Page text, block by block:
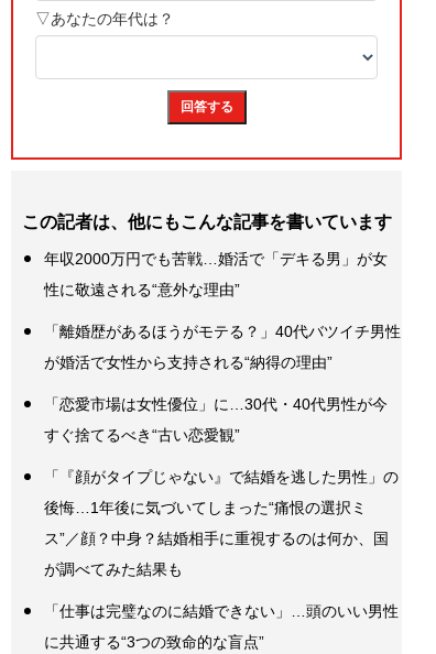
この記者は、他にもこんな記事を書いています
年収2000万円でも苦戦…婚活で「デキる男」が女
性に敬遠される“意外な理由”
「離婚歴があるほうがモテる？」40代バツイチ男性
が婚活で女性から支持される“納得の理由”
「恋愛市場は女性優位」に…30代・40代男性が今
すぐ捨てるべき“古い恋愛観”
「『顔がタイプじゃない』で結婚を逃した男性」の
後悔…1年後に気づいてしまった“痛恨の選択ミ
ス”／顔？中身？結婚相手に重視するのは何か、国
が調べてみた結果も
「仕事は完璧なのに結婚できない」…頭のいい男性
に共通する“3つの致命的な盲点”